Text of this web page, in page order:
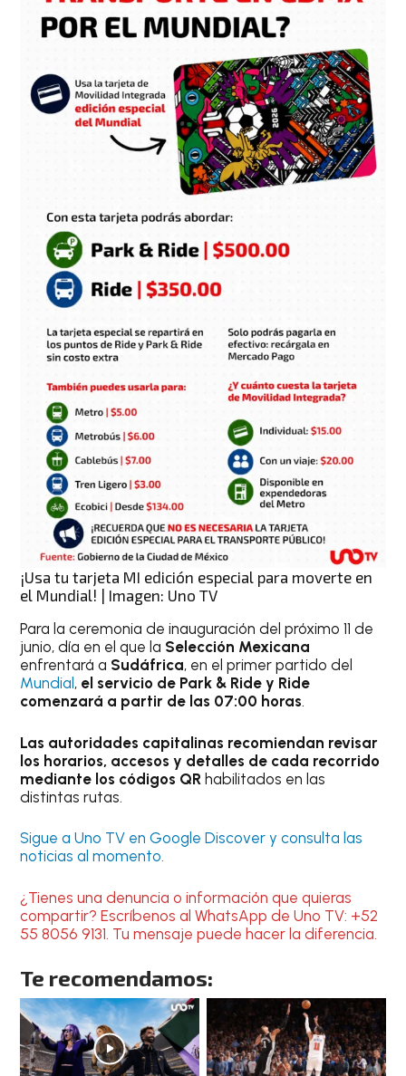
¡Usa tu tarjeta MI edición especial para moverte en
el Mundial! | Imagen: Uno TV
Para la ceremonia de inauguración del próximo 11 de
junio, día en el que la Selección Mexicana
enfrentará a Sudáfrica, en el primer partido del
Mundial , el servicio de Park & Ride y Ride
comenzará a partir de las 07:00 horas.
Las autoridades capitalinas recomiendan revisar
los horarios, accesos y detalles de cada recorrido
mediante los códigos QRhabilitados en las
distintas rutas.
Sigue a Uno TV en Google Discover y consulta las
noticias al momento.
¿Tienes una denuncia o información que quieras
compartir? Escríbenos al WhatsApp de Uno TV: +52
55 8056 9131. Tu mensaje puede hacer la diferencia.
Te recomendamos: